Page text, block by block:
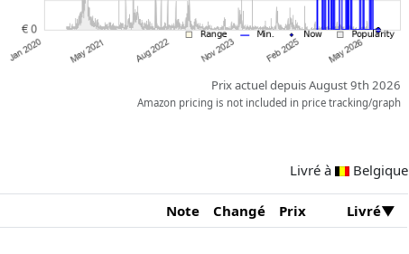
Prix actuel depuis August 9th 2026
Amazon pricing is not included in price tracking/graph
Livré à Belgique
Note Changé Prix
Livré